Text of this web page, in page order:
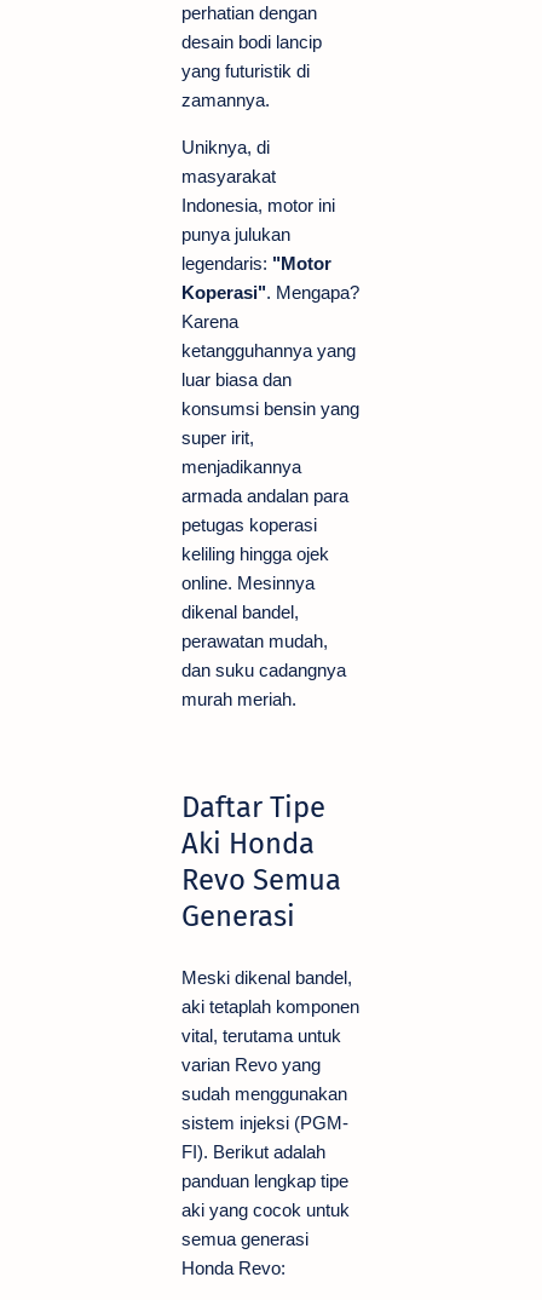
perhatian dengan
desain bodi lancip
yang futuristik di
zamannya.
Uniknya, di
masyarakat
Indonesia, motor ini
punya julukan
legendaris: "Motor
Koperasi". Mengapa?
Karena
ketangguhannya yang
luar biasa dan
konsumsi bensin yang
super irit,
menjadikannya
armada andalan para
petugas koperasi
keliling hingga ojek
online. Mesinnya
dikenal bandel,
perawatan mudah,
dan suku cadangnya
murah meriah.
Daftar Tipe
Aki Honda
Revo Semua
Generasi
Meski dikenal bandel,
aki tetaplah komponen
vital, terutama untuk
varian Revo yang
sudah menggunakan
sistem injeksi (PGM-
FI). Berikut adalah
panduan lengkap tipe
aki yang cocok untuk
semua generasi
Honda Revo: